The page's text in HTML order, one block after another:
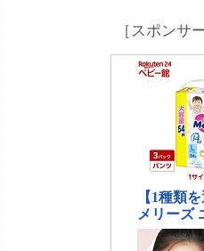
［スポンサ